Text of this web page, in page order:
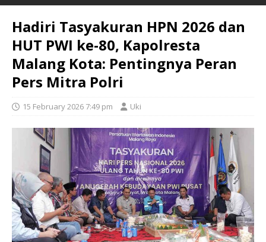
Hadiri Tasyakuran HPN 2026 dan
HUT PWI ke-80, Kapolresta
Malang Kota: Pentingnya Peran
Pers Mitra Polri
15 February 2026 7:49 pm Uki